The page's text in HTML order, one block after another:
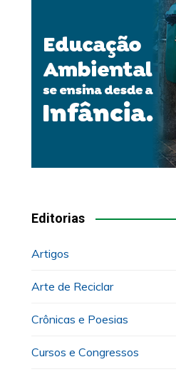
Editorias
Artigos
Arte de Reciclar
Crônicas e Poesias
Cursos e Congressos